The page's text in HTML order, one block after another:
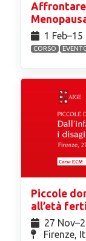
Affrontare
1 Feb⁠–15
CORSO
Piccole
all’età
27
Firenze,